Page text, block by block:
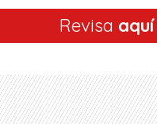
Revisa